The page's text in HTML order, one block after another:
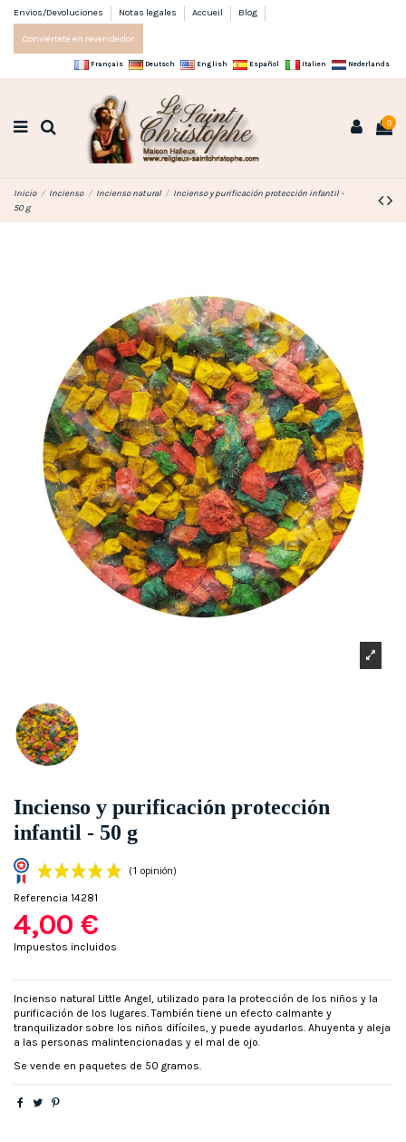
Envios/Devoluciones Notas legales Accueil Blog
Conviértete en revendedor
Français Deutsch English Español Italien Nederlands
0
Inicio Incienso Incienso natural
Incienso y purificación protección infantil -
50 g
Incienso y purificación protección
infantil - 50 g
(1 opinión)
Referencia 14281
4,00 €
Impuestos incluidos
Incienso natural Little Angel, utilizado para la protección de los niños y la
purificación de los lugares. También tiene un efecto calmante y
tranquilizador sobre los niños difíciles, y puede ayudarlos. Ahuyenta y aleja
a las personas malintencionadas y el mal de ojo.
Se vende en paquetes de 50 gramos.